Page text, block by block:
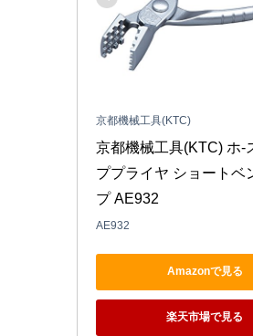
京都機械工具(KTC)
京都機械工具(KTC) ホ-
ププライヤ ショートベ
プ AE932
AE932
Amazonで見る
楽天市場で見る